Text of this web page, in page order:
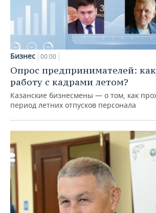
Бизнес 00:00
Опрос предпринимателей: как
работу с кадрами летом?
Казанские бизнесмены — о том, как
период летних отпусков персонала